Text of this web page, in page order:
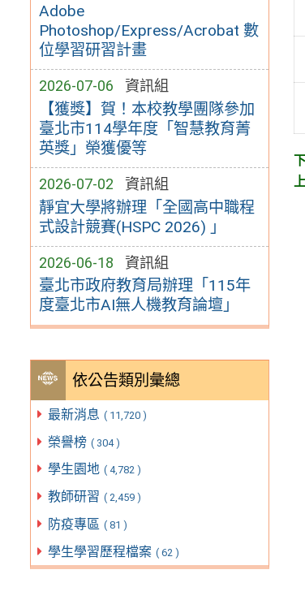
Adobe
Photoshop/Express/Acrobat 數
位學習研習計畫
2026-07-06 資訊組
【獲獎】賀！本校教學團隊參加
臺北市114學年度「智慧教育菁
英獎」榮獲優等
2026-07-02 資訊組
靜宜大學將辦理「全國高中職程
式設計競賽(HSPC 2026) 」
2026-06-18 資訊組
臺北市政府教育局辦理「115年
度臺北市AI無人機教育論壇」
依公告類別彙總
最新消息 ( 11,720 )
榮譽榜 ( 304 )
學生園地 ( 4,782 )
教師研習 ( 2,459 )
防疫專區 ( 81 )
學生學習歷程檔案 ( 62 )